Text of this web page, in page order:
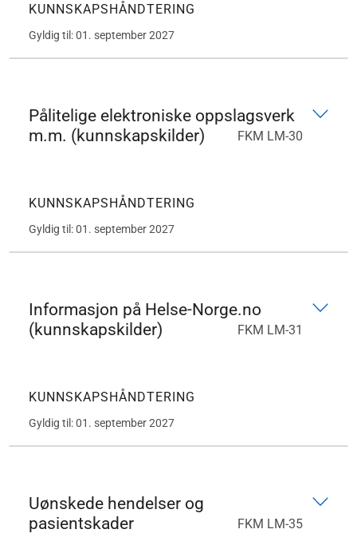
KUNNSKAPSHÅNDTERING
Gyldig til: 01. september 2027
Pålitelige elektroniske oppslagsverk
m.m. (kunnskapskilder)
FKM LM-30
KUNNSKAPSHÅNDTERING
Gyldig til: 01. september 2027
Informasjon på Helse-Norge.no
(kunnskapskilder)
FKM LM-31
KUNNSKAPSHÅNDTERING
Gyldig til: 01. september 2027
Uønskede hendelser og
pasientskader
FKM LM-35